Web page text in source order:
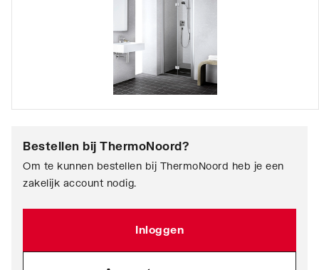
Bestellen bij ThermoNoord?
Om te kunnen bestellen bij ThermoNoord heb je een
zakelijk account nodig.
Inloggen